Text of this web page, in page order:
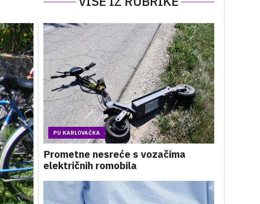
PU KARLOVAČKA
Prometne nesreće s vozačima
električnih romobila